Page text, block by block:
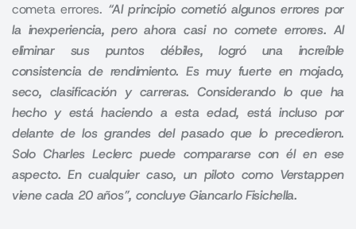
cometa errores. “Al principio cometió algunos errores por
la inexperiencia, pero ahora casi no comete errores. Al
eliminar sus puntos débiles, logró una increíble
consistencia de rendimiento. Es muy fuerte en mojado,
seco, clasificación y carreras. Considerando lo que ha
hecho y está haciendo a esta edad, está incluso por
delante de los grandes del pasado que lo precedieron.
Solo Charles Leclerc puede compararse con él en ese
aspecto. En cualquier caso, un piloto como Verstappen
viene cada 20 años”, concluye Giancarlo Fisichella.